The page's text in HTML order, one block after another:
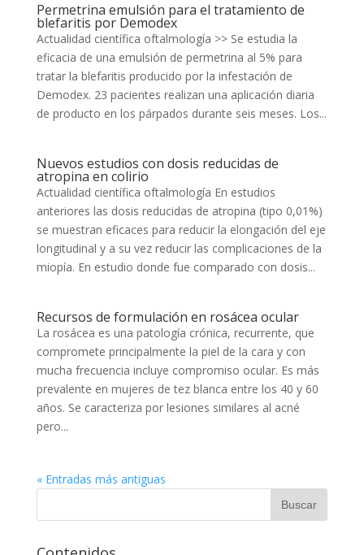
Permetrina emulsión para el tratamiento de
blefaritis por Demodex
Actualidad científica oftalmología >> Se estudia la
eficacia de una emulsión de permetrina al 5% para
tratar la blefaritis producido por la infestación de
Demodex. 23 pacientes realizan una aplicación diaria
de producto en los párpados durante seis meses. Los...
Nuevos estudios con dosis reducidas de
atropina en colirio
Actualidad científica oftalmología En estudios
anteriores las dosis reducidas de atropina (tipo 0,01%)
se muestran eficaces para reducir la elongación del eje
longitudinal y a su vez reducir las complicaciones de la
miopía. En estudio donde fue comparado con dosis...
Recursos de formulación en rosácea ocular
La rosácea es una patología crónica, recurrente, que
compromete principalmente la piel de la cara y con
mucha frecuencia incluye compromiso ocular. Es más
prevalente en mujeres de tez blanca entre los 40 y 60
años. Se caracteriza por lesiones similares al acné
pero...
« Entradas más antiguas